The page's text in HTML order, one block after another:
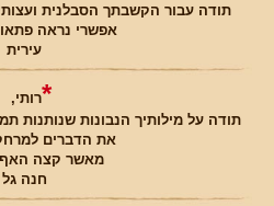
תודה עבור הקשבתך הסבלנית
אפשרי נראה
עירית
*רותי,
תודה על מילותיך הנבונות שנותנות
את הדברים
מאשר קצה האף
חנה גל